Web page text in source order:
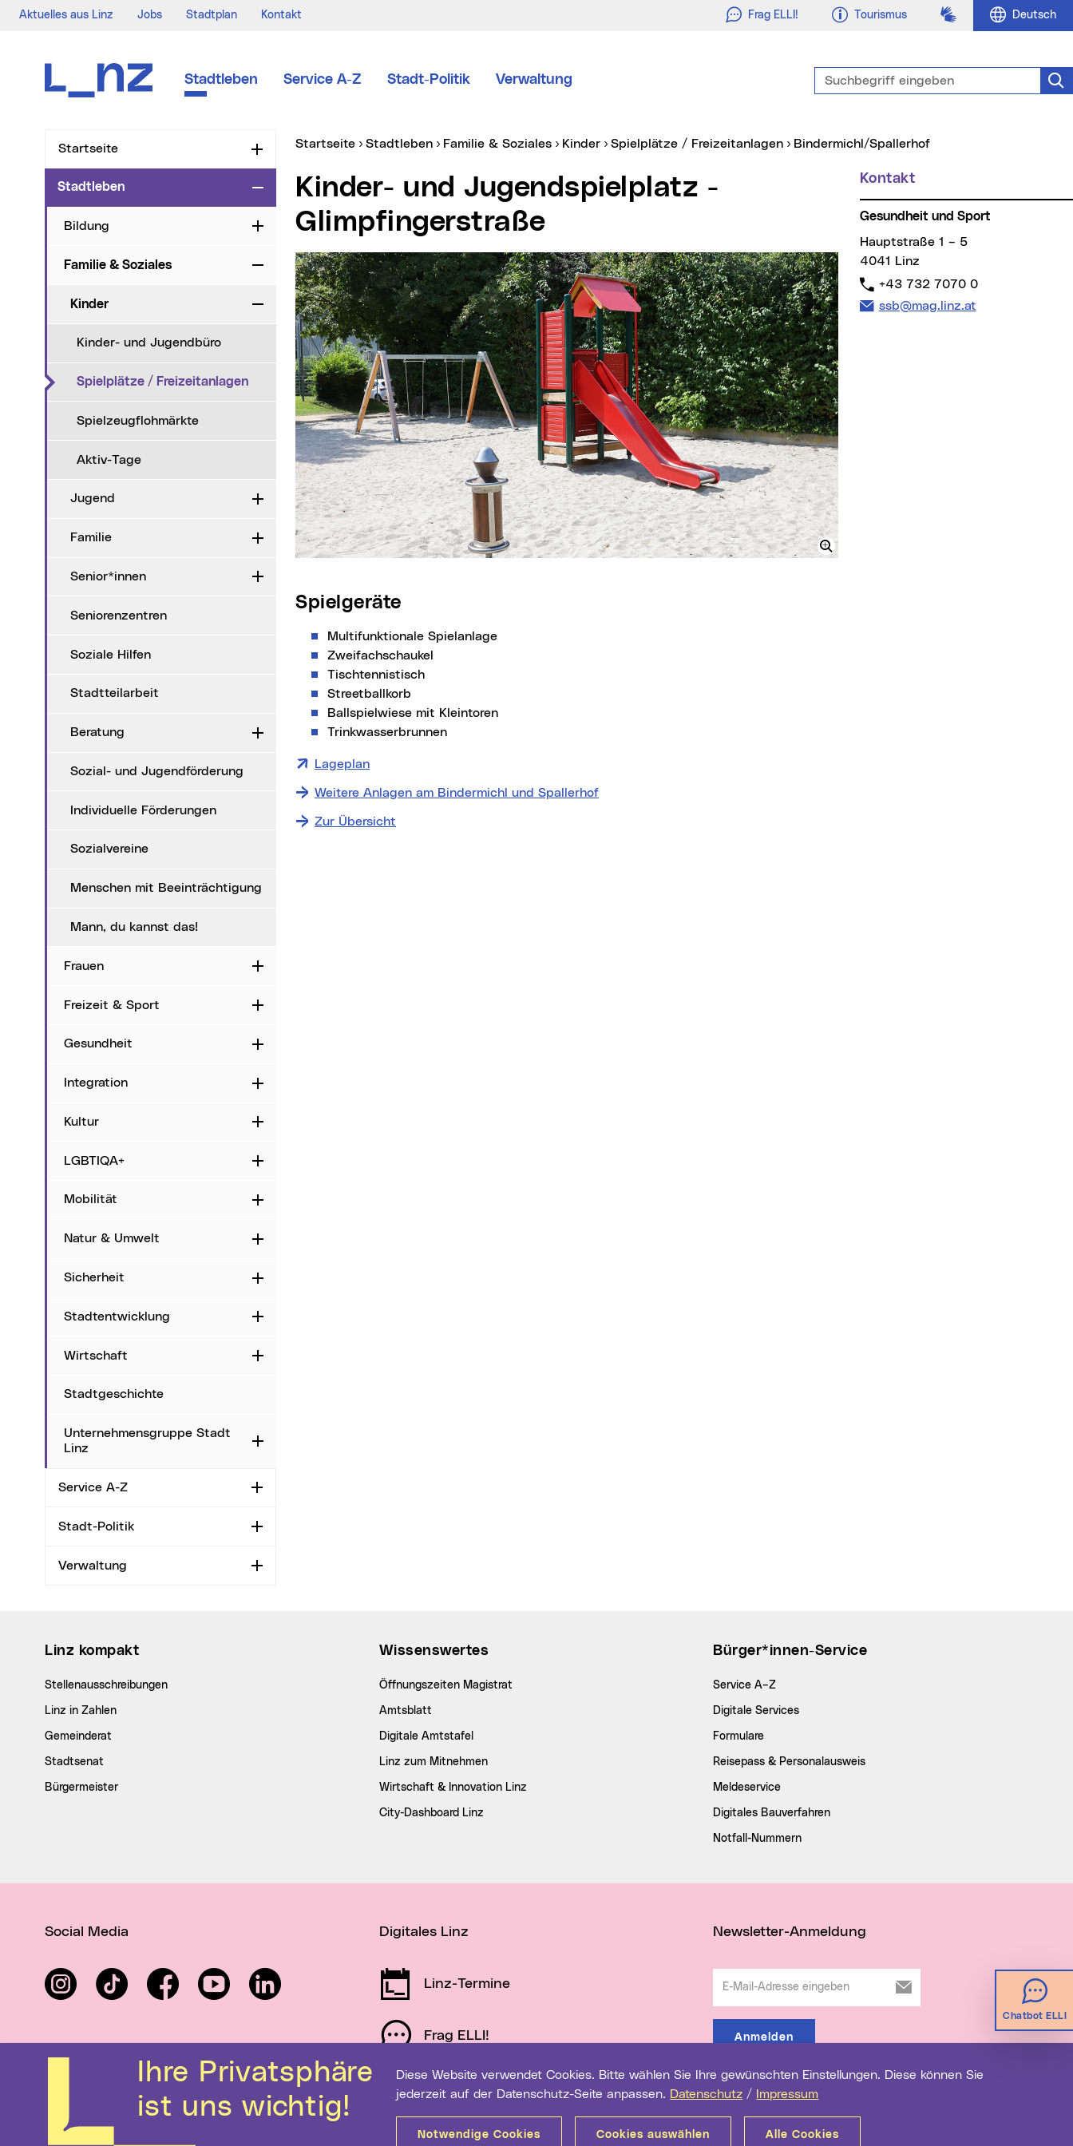
ist uns wichtig!
Diese Website verwendet Cookies. Bitte wählen Sie Ihre gewünschten Einstellungen. Diese können Sie
jederzeit auf der Datenschutz-Seite anpassen. Datenschutz / Impressum
Notwendige Cookies Cookies auswählen Alle Cookies
Aktuelles aus Linz Jobs Stadtplan Kontakt Frag ELLI! Tourismus Gebärdensprache
Deutsch
Stadtleben Service A-Z Stadt-Politik Verwaltung Suchbegriff eingeben
Startseite Aufklappen
Stadtleben Zuklappen
Bildung Aufklappen
Familie & Soziales Zuklappen
Kinder Zuklappen
Kinder- und Jugendbüro
Spielplätze / Freizeitanlagen(aktueller Menüpunkt)
Spielzeugflohmärkte
Aktiv-Tage
Jugend Aufklappen
Familie Aufklappen
Senior*innen Aufklappen
Seniorenzentren
Soziale Hilfen
Stadtteilarbeit
Beratung Aufklappen
Sozial- und Jugendförderung
Individuelle Förderungen
Sozialvereine
Menschen mit Beeinträchtigung
Mann, du kannst das!
Frauen Aufklappen
Freizeit & Sport Aufklappen
Gesundheit Aufklappen
Integration Aufklappen
Kultur Aufklappen
LGBTIQA+ Aufklappen
Mobilität Aufklappen
Natur & Umwelt Aufklappen
Sicherheit Aufklappen
Stadtentwicklung Aufklappen
Wirtschaft Aufklappen
Stadtgeschichte
Unternehmensgruppe Stadt
Linz
Aufklappen
Service A-Z Aufklappen
Stadt-Politik Aufklappen
Verwaltung Aufklappen
Sie sind hier:
Startseite Stadtleben Familie & Soziales Kinder Spielplätze / Freizeitanlagen Bindermichl/Spallerhof
Kinder- und Jugendspielplatz -
Glimpfingerstraße
Spielgeräte
Multifunktionale Spielanlage
Zweifachschaukel
Tischtennistisch
Streetballkorb
Ballspielwiese mit Kleintoren
Trinkwasserbrunnen
Lageplan
Weitere Anlagen am Bindermichl und Spallerhof
Zur Übersicht
Kontakt
Gesundheit und Sport
Hauptstraße 1 – 5
4041 Linz
Telefon:
+43 732 7070 0
E-Mail Adresse:
ssb@mag.linz.at
Chatbot ELLI
Linz kompakt
Stellenausschreibungen
Linz in Zahlen
Gemeinderat
Stadtsenat
Bürgermeister
Wissenswertes
Öffnungszeiten Magistrat
Amtsblatt
Digitale Amtstafel
Linz zum Mitnehmen
Wirtschaft & Innovation Linz
City-Dashboard Linz
Bürger*innen-Service
Service A–Z
Digitale Services
Formulare
Reisepass & Personalausweis
Meldeservice
Digitales Bauverfahren
Notfall-Nummern
Social Media
InstagramTikTok FacebookYouTube LinkedIn
Digitales Linz
Linz-Termine
Frag ELLI!
Schau auf Linz
Newsletter-Anmeldung
Anmelden